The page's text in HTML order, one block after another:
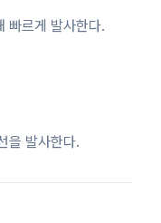
빠르게 발사한다.
을 발사한다.